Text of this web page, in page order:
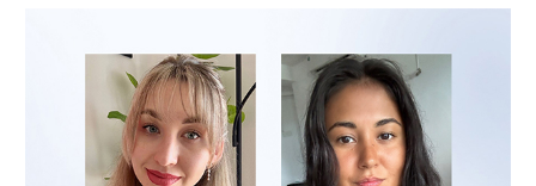
Participants
Gallery